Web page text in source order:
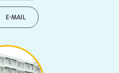
E-MAIL